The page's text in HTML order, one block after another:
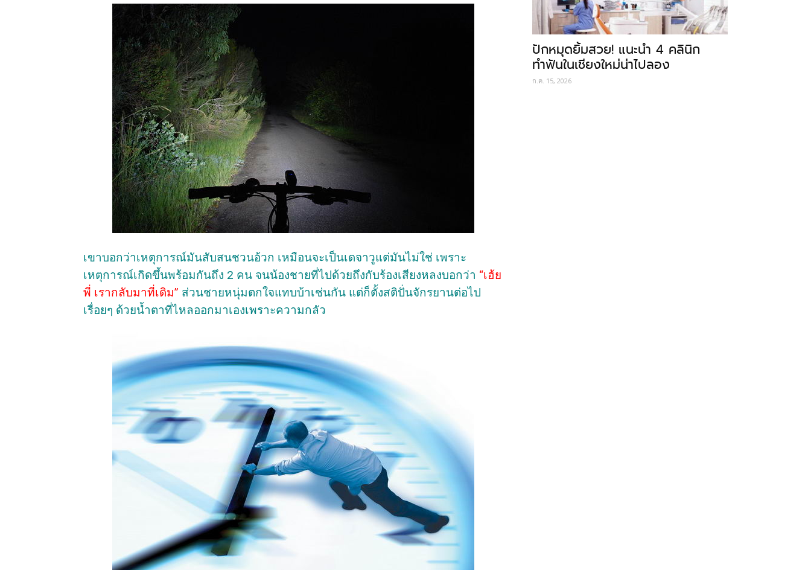
เขาบอกว่าเหตุการณ์มันสับสนชวนอ้วก เหมือนจะเป็นเดจาวูแต่มันไม่ใช่ เพราะ
เหตุการณ์เกิดขึ้นพร้อมกันถึง 2 คน จนน้องชายที่ไปด้วยถึงกับร้องเสียงหลงบอกว่า “เฮ้ย
พี่ เรากลับมาที่เดิม” ส่วนชายหนุ่มตกใจแทบบ้าเช่นกัน แต่ก็ตั้งสติปั่นจักรยานต่อไป
เรื่อยๆ ด้วยน้ำตาที่ไหลออกมาเองเพราะความกลัว
ปักหมุดยิ้มสวย! แนะนำ 4 คลินิก
ทำฟันในเชียงใหม่น่าไปลอง
ก.ค. 15, 2026